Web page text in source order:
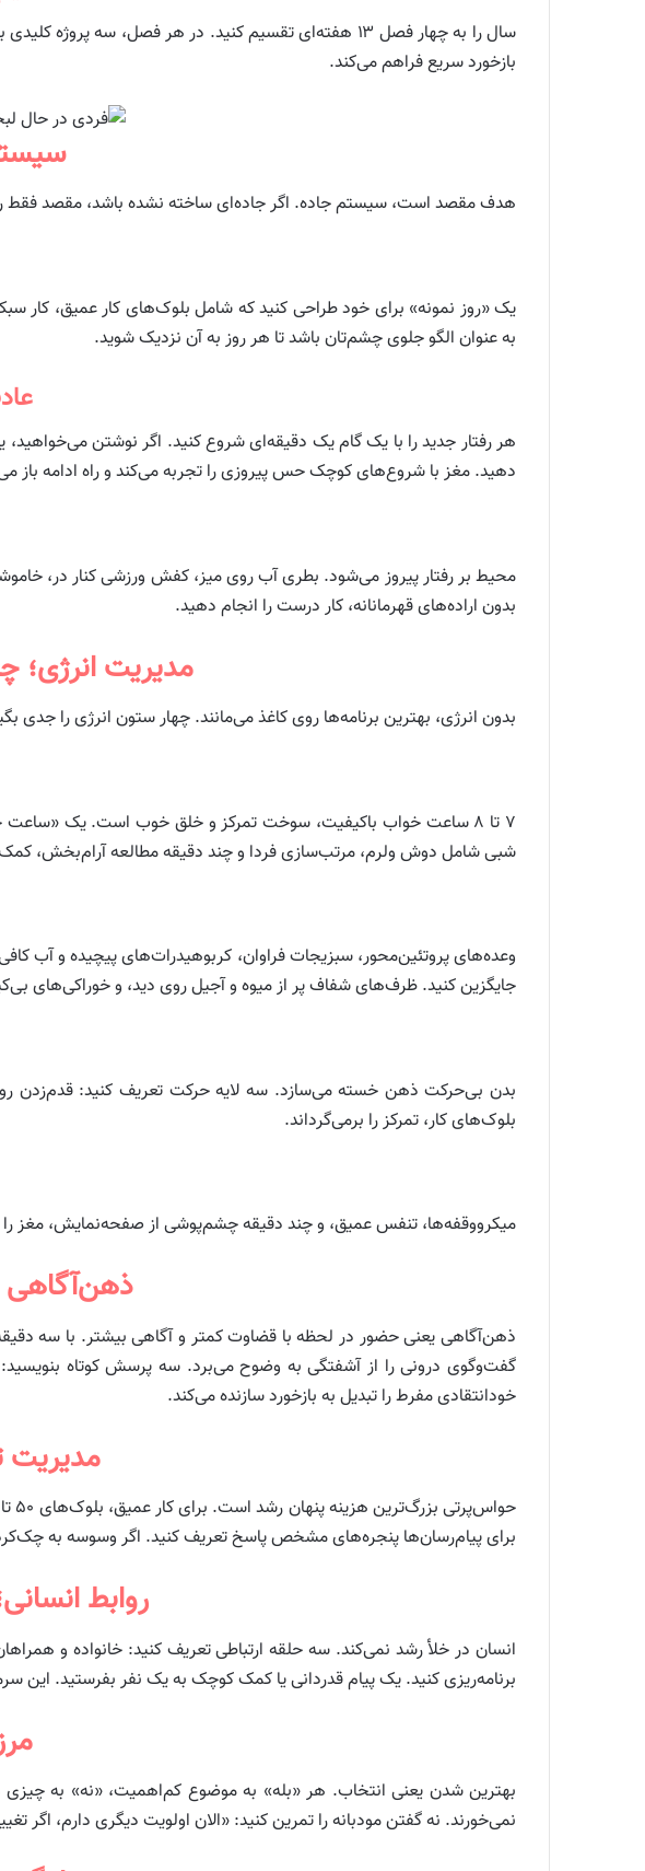
سال را به چهار فصل ۱۳ هفته‌ای تقسیم کنید. در هر فصل، سه
بازخورد سریع فراهم می‌کند.
هدف مقصد است، سیستم جاده. اگر جاده‌ای ساخته نشده باشد، مقصد فقط
یک «روز نمونه» برای خود طراحی کنید که شامل بلوک‌های کار عمیق، کار
به عنوان الگو جلوی چشم‌تان باشد تا هر روز به آن نزدیک شوید.
هر رفتار جدید را با یک گام یک دقیقه‌ای شروع کنید. اگر نوشتن
دهید. مغز با شروع‌های کوچک حس پیروزی را تجربه می‌کند و راه ادامه باز
محیط بر رفتار پیروز می‌شود. بطری آب روی میز، کفش ورزشی کنار در،
بدون اراده‌های قهرمانانه، کار درست را انجام دهید.
مدیریت انرژی؛
بدون انرژی، بهترین برنامه‌ها روی کاغذ می‌مانند. چهار ستون انرژی را جدی
۷ تا ۸ ساعت خواب باکیفیت، سوخت تمرکز و خلق خوب است. یک
شبی شامل دوش ولرم، مرتب‌سازی فردا و چند دقیقه مطالعه آرام‌بخش، کمک
وعده‌های پروتئین‌محور، سبزیجات فراوان، کربوهیدرات‌های پیچیده و آب
جایگزین کنید. ظرف‌های شفاف پر از میوه و آجیل روی دید، و خوراکی‌های
بدن بی‌حرکت ذهن خسته می‌سازد. سه لایه حرکت تعریف کنید: قدم‌زدن
بلوک‌های کار، تمرکز را برمی‌گرداند.
میکرووقفه‌ها، تنفس عمیق، و چند دقیقه چشم‌پوشی از صفحه‌نمایش، مغز را
ذهن‌آگاهی یعنی حضور در لحظه با قضاوت کمتر و آگاهی بیشتر. با سه
گفت‌وگوی درونی را از آشفتگی به وضوح می‌برد. سه پرسش کوتاه بنویسید:
خودانتقادی مفرط را تبدیل به بازخورد سازنده می‌کند.
برای پیام‌رسان‌ها پنجره‌های مشخص پاسخ تعریف کنید. اگر وسوسه به چک‌کردن
روابط
انسان در خلأ رشد نمی‌کند. سه حلقه ارتباطی تعریف کنید: خانواده و
برنامه‌ریزی کنید. یک پیام قدردانی یا کمک کوچک به یک نفر بفرستید.
بهترین شدن یعنی انتخاب. هر «بله» به موضوع کم‌اهمیت، «نه» به
نمی‌خورند. نه گفتن مودبانه را تمرین کنید: «الان اولویت دیگری دارم، اگر